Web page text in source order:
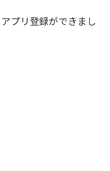
プリ登録ができまし